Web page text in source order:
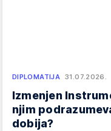
DIPLOMATIJA 31.07.2026.
Izmenjen
njim
dobija?